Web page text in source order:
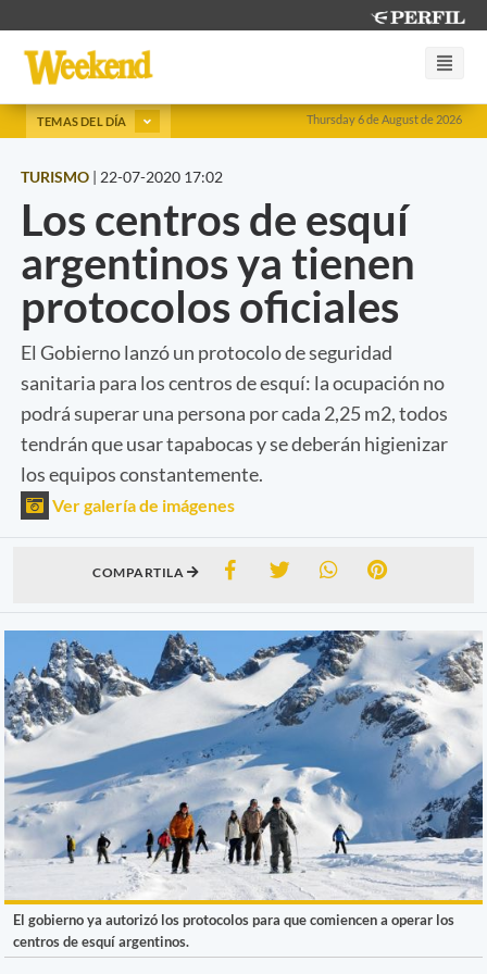
Thursday 6 de August de 2026
TEMAS DEL DÍA
TURISMO | 22-07-2020 17:02
Los centros de esquí
argentinos ya tienen
protocolos oficiales
El Gobierno lanzó un protocolo de seguridad
sanitaria para los centros de esquí: la ocupación no
podrá superar una persona por cada 2,25 m2, todos
tendrán que usar tapabocas y se deberán higienizar
los equipos constantemente.
Ver galería de imágenes
COMPARTILA
El gobierno ya autorizó los protocolos para que comiencen a operar los
centros de esquí argentinos.